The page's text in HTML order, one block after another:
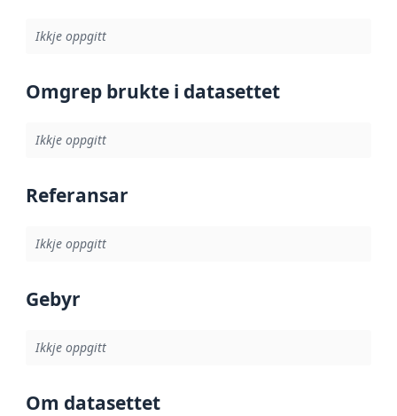
Ikkje oppgitt
Omgrep brukte i datasettet
Ikkje oppgitt
Referansar
Ikkje oppgitt
Gebyr
Ikkje oppgitt
Om datasettet